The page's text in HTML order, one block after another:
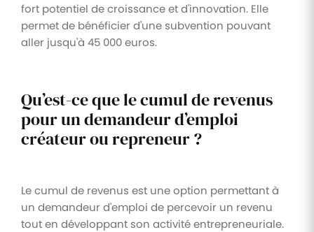
fort potentiel de croissance et d'innovation. Elle
permet de bénéficier d'une subvention pouvant
aller jusqu'à 45 000 euros.
Qu’est-ce que le cumul de revenus
pour un demandeur d’emploi
créateur ou repreneur ?
Le cumul de revenus est une option permettant à
un demandeur d'emploi de percevoir un revenu
tout en développant son activité entrepreneuriale.